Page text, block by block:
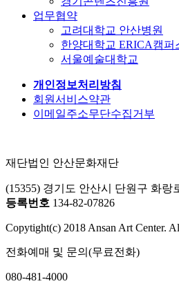
업무협약
고려대학교 안산병원
한양대학교 ERICA캠퍼
서울예술대학교
개인정보처리방침
회원서비스약관
이메일주소무단수집거부
재단법인 안산문화재단
(15355) 경기도 안산시 단원구 화랑
등록번호 134-82-07826
Copytight(c) 2018 Ansan Art Center.
전화예매 및 문의(무료전화)
080-481-4000